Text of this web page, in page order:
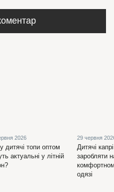
2026
дитячі топи оптом
актуальні у літній
29 червня
Дитячі
заробляти
одязі